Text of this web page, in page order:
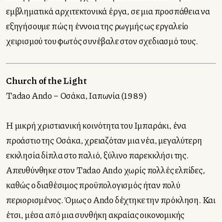
εμβληματικά αρχιτεκτονικά έργα, σε μια προσπάθεια να
εξηγήσουμε πώς η έννοια της ρωγμής ως εργαλείο
χειρισμού του φωτός συνέβαλε στον σχεδιασμό τους.
Church of the Light
Tadao Ando – Οσάκα, Ιαπωνία (1989)
Η μικρή χριστιανική κοινότητα του Ιμπαράκι, ένα
προάστιο της Οσάκα, χρειαζόταν μια νέα, μεγαλύτερη
εκκλησία δίπλα στο παλιό, ξύλινο παρεκκλήσι της.
Απευθύνθηκε στον Tadao Ando χωρίς πολλές ελπίδες,
καθώς ο διαθέσιμος προϋπολογισμός ήταν πολύ
περιορισμένος. Όμως ο Ando δέχτηκε την πρόκληση. Και
έτσι, μέσα από μια συνθήκη ακραίας οικονομικής